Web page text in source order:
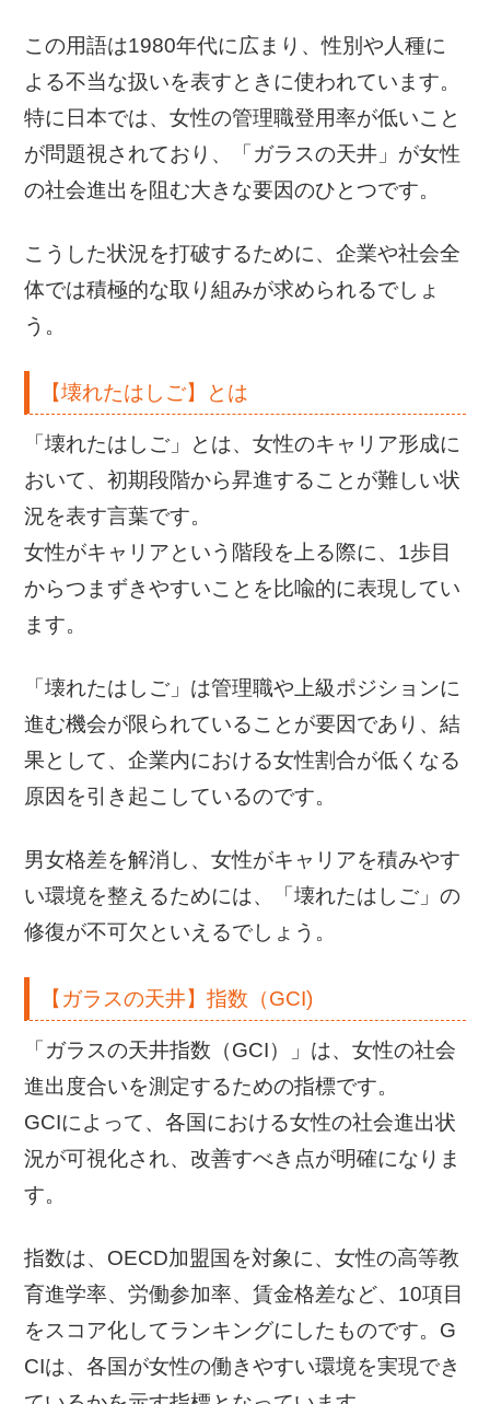
この用語は1980年代に広まり、性別や人種に
よる不当な扱いを表すときに使われています。
特に日本では、女性の管理職登用率が低いこと
が問題視されており、「ガラスの天井」が女性
の社会進出を阻む大きな要因のひとつです。
こうした状況を打破するために、企業や社会全
体では積極的な取り組みが求められるでしょ
う。
【壊れたはしご】とは
「壊れたはしご」とは、女性のキャリア形成に
おいて、初期段階から昇進することが難しい状
況を表す言葉です。
女性がキャリアという階段を上る際に、1歩目
からつまずきやすいことを比喩的に表現してい
ます。
「壊れたはしご」は管理職や上級ポジションに
進む機会が限られていることが要因であり、結
果として、企業内における女性割合が低くなる
原因を引き起こしているのです。
男女格差を解消し、女性がキャリアを積みやす
い環境を整えるためには、「壊れたはしご」の
修復が不可欠といえるでしょう。
【ガラスの天井】指数（GCI)
「ガラスの天井指数（GCI）」は、女性の社会
進出度合いを測定するための指標です。
GCIによって、各国における女性の社会進出状
況が可視化され、改善すべき点が明確になりま
す。
指数は、OECD加盟国を対象に、女性の高等教
育進学率、労働参加率、賃金格差など、10項目
をスコア化してランキングにしたものです。G
CIは、各国が女性の働きやすい環境を実現でき